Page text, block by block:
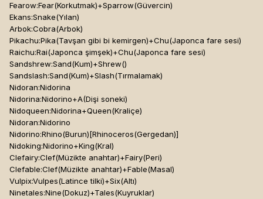
Fearow:Fear(Korkutmak)+Sparrow(Güvercin)
Ekans:Snake(Yılan)
Arbok:Cobra(Arbok)
Pikachu:Pika(Tavşan gibi bi kemirgen)+Chu(Japonca fare sesi)
Raichu:Rai(Japonca şimşek)+Chu(Japonca fare sesi)
Sandshrew:Sand(Kum)+Shrew()
Sandslash:Sand(Kum)+Slash(Tırmalamak)
Nidoran:Nidorina
Nidorina:Nidorino+A(Dişi soneki)
Nidoqueen:Nidorina+Queen(Kraliçe)
Nidoran:Nidorino
Nidorino:Rhino(Burun)[Rhinoceros(Gergedan)]
Nidoking:Nidorino+King(Kral)
Clefairy:Clef(Müzikte anahtar)+Fairy(Peri)
Clefable:Clef(Müzikte anahtar)+Fable(Masal)
Vulpix:Vulpes(Latince tilki)+Six(Altı)
Ninetales:Nine(Dokuz)+Tales(Kuyruklar)